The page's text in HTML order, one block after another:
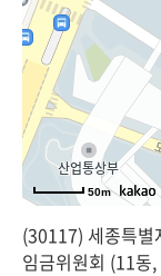
50m
(30117) 세종특별
임금위원회 (11동